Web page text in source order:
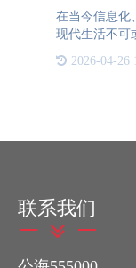
在当今信息化
现代生活不可
约电器行业
2026-04-26
联系我们